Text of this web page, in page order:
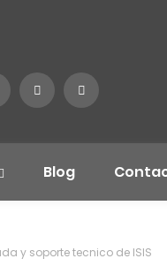
Blog
y soporte tecnico de ISIS